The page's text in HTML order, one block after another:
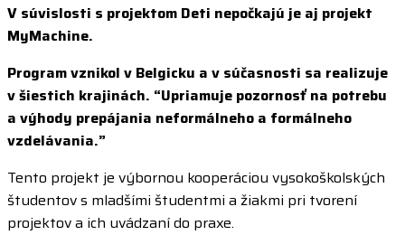
V súvislosti s projektom Deti nepočkajú je aj projekt
MyMachine.
Program vznikol v Belgicku a v súčasnosti sa realizuje
v šiestich krajinách. “Upriamuje pozornosť na potrebu
a výhody prepájania neformálneho a formálneho
vzdelávania.”
Tento projekt je výbornou kooperáciou vysokoškolských
študentov s mladšími študentmi a žiakmi pri tvorení
projektov a ich uvádzaní do praxe.